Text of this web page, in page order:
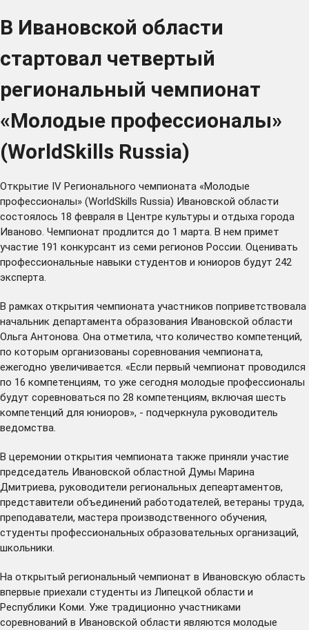
В Ивановской области
стартовал четвертый
региональный чемпионат
«Молодые профессионалы»
(WorldSkills Russia)
Открытие IV Регионального чемпионата «Молодые
профессионалы» (WorldSkills Russia) Ивановской области
состоялось 18 февраля в Центре культуры и отдыха города
Иваново. Чемпионат продлится до 1 марта. В нем примет
участие 191 конкурсант из семи регионов России. Оценивать
профессиональные навыки студентов и юниоров будут 242
эксперта.
В рамках открытия чемпионата участников поприветствовала
начальник департамента образования Ивановской области
Ольга Антонова. Она отметила, что количество компетенций,
по которым организованы соревнования чемпионата,
ежегодно увеличивается. «Если первый чемпионат проводился
по 16 компетенциям, то уже сегодня молодые профессионалы
будут соревноваться по 28 компетенциям, включая шесть
компетенций для юниоров», - подчеркнула руководитель
ведомства.
В церемонии открытия чемпионата также приняли участие
председатель Ивановской областной Думы Марина
Дмитриева, руководители региональных депеартаментов,
представители объединений работодателей, ветераны труда,
преподаватели, мастера производственного обучения,
студенты профессиональных образовательных организаций,
школьники.
На открытый региональный чемпионат в Ивановскую область
впервые приехали студенты из Липецкой области и
Республики Коми. Уже традиционно участниками
соревнований в Ивановской области являются молодые